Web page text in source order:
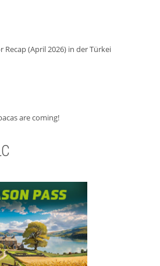
(April 2026) in der Türkei
are coming!